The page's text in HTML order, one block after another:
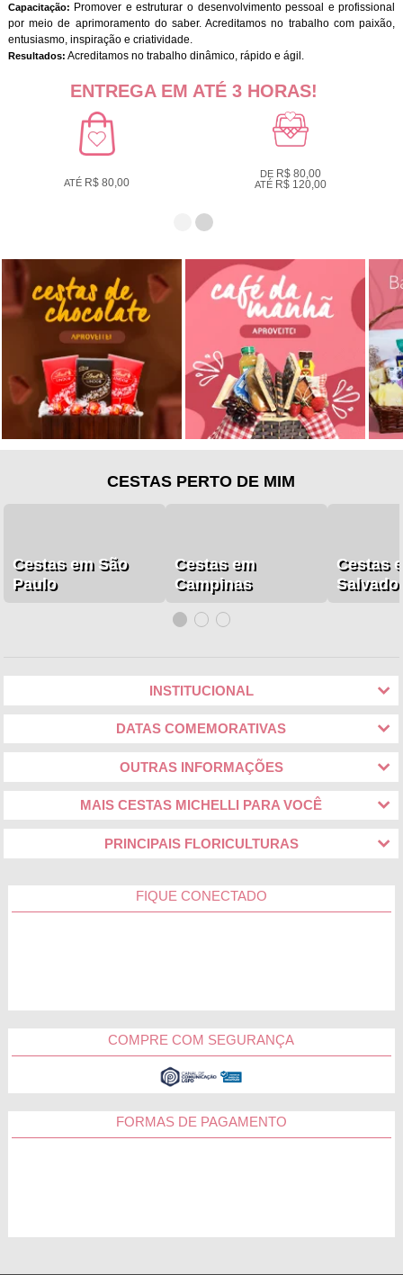
Capacitação: Promover e estruturar o desenvolvimento pessoal e profissional
por meio de aprimoramento do saber. Acreditamos no trabalho com paixão,
entusiasmo, inspiração e criatividade.
Resultados: Acreditamos no trabalho dinâmico, rápido e ágil.
ENTREGA EM ATÉ 3 HORAS!
ATÉ R$ 80,00
DER$ 80,00
ATÉR$ 120,00
CESTAS PERTO DE MIM
Cestas em São
Paulo
Cestas em
Campinas
Cestas
INSTITUCIONAL
DATAS COMEMORATIVAS
OUTRAS INFORMAÇÕES
MAIS CESTAS MICHELLI PARA VOCÊ
PRINCIPAIS FLORICULTURAS
FIQUE CONECTADO
COMPRE COM SEGURANÇA
FORMAS DE PAGAMENTO